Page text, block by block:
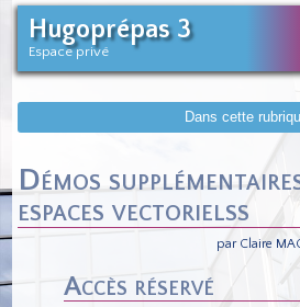
Hugoprépas 3
Espace privé
Dans cette
Démos
espaces vectorielss
par Claire
Accès réservé